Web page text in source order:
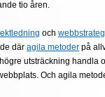
tio åren.
och
där agila metoder på
utsträckning handla
Och agila